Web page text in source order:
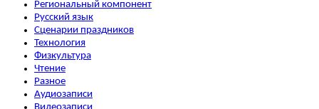
Региональный компонент
Русский язык
Сценарии праздников
Технология
Физкультура
Чтение
Разное
Аудиозаписи